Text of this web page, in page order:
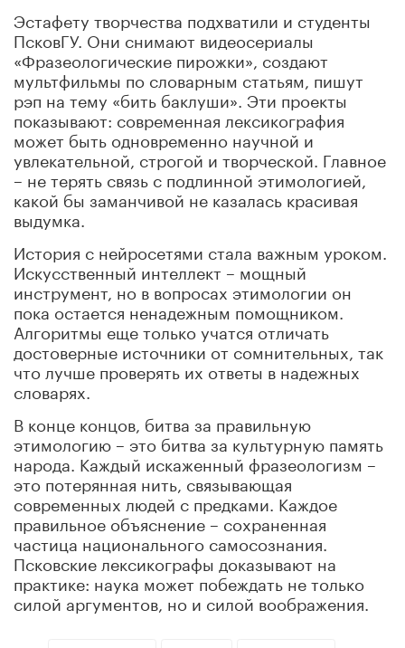
Эстафету творчества подхватили и студенты
ПсковГУ. Они снимают видеосериалы
«Фразеологические пирожки», создают
мультфильмы по словарным статьям, пишут
рэп на тему «бить баклуши». Эти проекты
показывают: современная лексикография
может быть одновременно научной и
увлекательной, строгой и творческой. Главное
– не терять связь с подлинной этимологией,
какой бы заманчивой не казалась красивая
выдумка.
История с нейросетями стала важным уроком.
Искусственный интеллект – мощный
инструмент, но в вопросах этимологии он
пока остается ненадежным помощником.
Алгоритмы еще только учатся отличать
достоверные источники от сомнительных, так
что лучше проверять их ответы в надежных
словарях.
В конце концов, битва за правильную
этимологию – это битва за культурную память
народа. Каждый искаженный фразеологизм –
это потерянная нить, связывающая
современных людей с предками. Каждое
правильное объяснение – сохраненная
частица национального самосознания.
Псковские лексикографы доказывают на
практике: наука может побеждать не только
силой аргументов, но и силой воображения.